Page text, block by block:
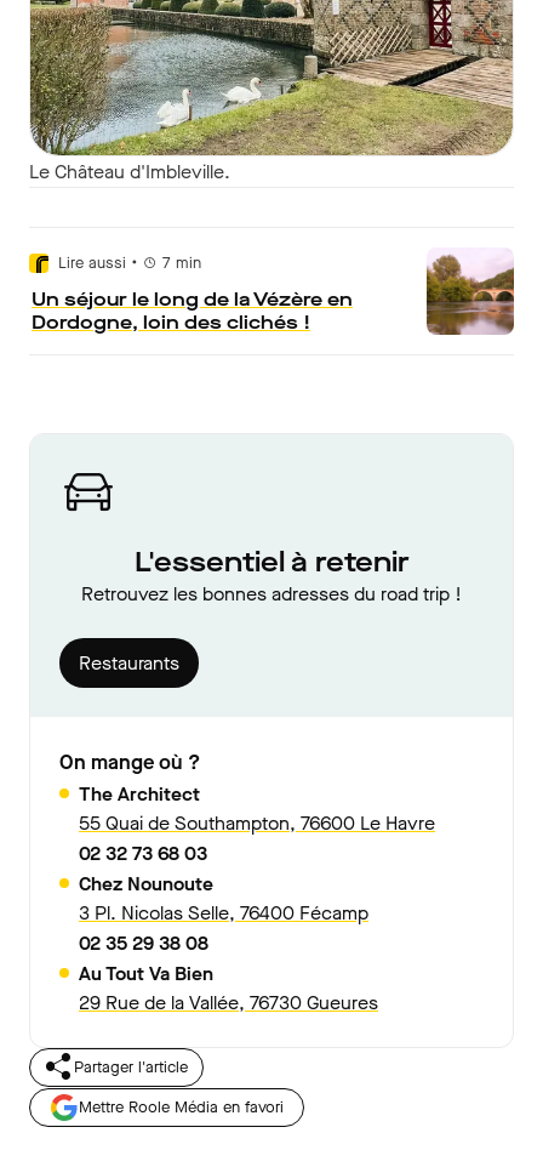
Le Château d'Imbleville.
Lire aussi • 7 min
Un séjour le long de la Vézère en
Dordogne, loin des clichés !
L'essentiel à retenir
Retrouvez les bonnes adresses du road trip !
Restaurants
On mange où ?
The Architect
55 Quai de Southampton, 76600 Le Havre
02 32 73 68 03
Chez Nounoute
3 Pl. Nicolas Selle, 76400 Fécamp
02 35 29 38 08
Au Tout Va Bien
29 Rue de la Vallée, 76730 Gueures
Partager l'article
Mettre Roole Média en favori